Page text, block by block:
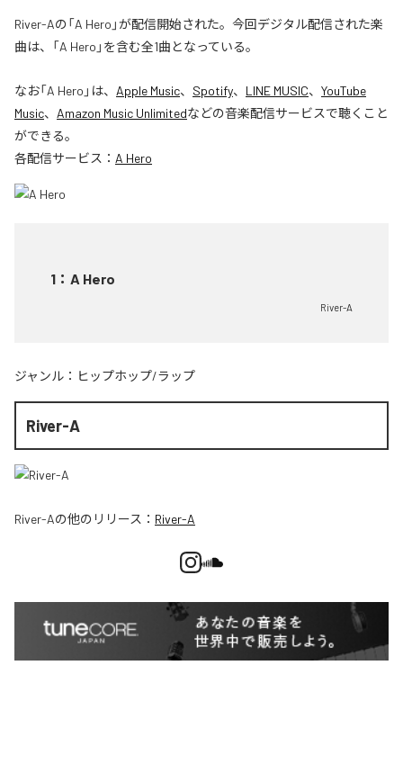
River-Aの「A Hero」が配信開始された。今回デジタル配信された楽
曲は、「A Hero」を含む全1曲となっている。
なお「A Hero 」は、 Apple Music、 Spotify、 LINE MUSIC、 YouTube
Music、 Amazon Music Unlimitedなどの音楽配信サービスで聴くこと
ができる。
各配信サービス： A Hero
1 ： A Hero
River-A
ジャンル： ヒップホップ/ラップ
River-A
River-Aの他のリリース： River-A